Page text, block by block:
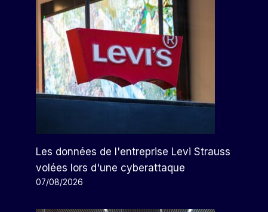
Les données de l'entreprise Levi Strauss
volées lors d'une cyberattaque
07/08/2026